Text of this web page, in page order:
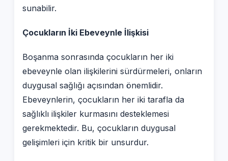
sunabilir.
Çocukların İki Ebeveynle İlişkisi
Boşanma sonrasında çocukların her iki
ebeveynle olan ilişkilerini sürdürmeleri, onların
duygusal sağlığı açısından önemlidir.
Ebeveynlerin, çocukların her iki tarafla da
sağlıklı ilişkiler kurmasını desteklemesi
gerekmektedir. Bu, çocukların duygusal
gelişimleri için kritik bir unsurdur.